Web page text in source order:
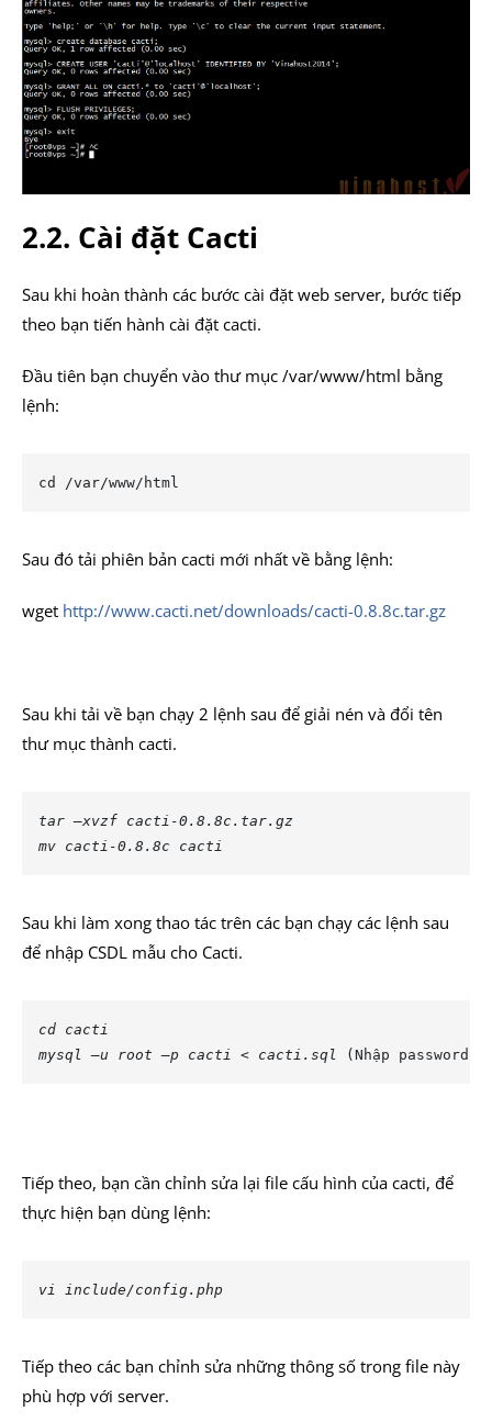
2.2. Cài đặt Cacti
Sau khi hoàn thành các bước cài đặt web server, bước tiếp
theo bạn tiến hành cài đặt cacti.
Đầu tiên bạn chuyển vào thư mục /var/www/html bằng
lệnh:
cd /var/www/html
Sau đó tải phiên bản cacti mới nhất về bằng lệnh:
wget http://www.cacti.net/downloads/cacti-0.8.8c.tar.gz
Sau khi tải về bạn chạy 2 lệnh sau để giải nén và đổi tên
thư mục thành cacti.
tar –xvzf cacti-0.8.8c.tar.gz
mv cacti-0.8.8c cacti
Sau khi làm xong thao tác trên các bạn chạy các lệnh sau
để nhập CSDL mẫu cho Cacti.
cd cacti
mysql –u root –p cacti < cacti.sql
(Nhập password
Tiếp theo, bạn cần chỉnh sửa lại file cấu hình của cacti, để
thực hiện bạn dùng lệnh:
vi include/config.php
Tiếp theo các bạn chỉnh sửa những thông số trong file này
phù hợp với server.